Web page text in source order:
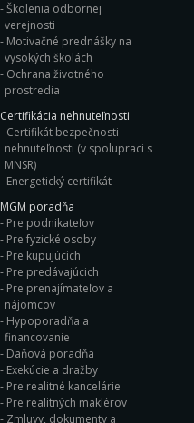
Školenia odbornej
verejnosti
Motivačné prednášky na
vysokých školách
Ochrana životného
prostredia
Certifikácia nehnuteľnosti
Certifikát bezpečnosti
nehnuteľnosti (v spolupraci s
MNSR)
Energetický certifikát
MGM poradňa
Pre podnikateľov
Pre fyzické osoby
Pre kupujúcich
Pre predávajúcich
Pre prenajímateľov a
nájomcov
Hypoporadňa a
financovanie
Daňová poradňa
Exekúcie a dražby
Pre realitné kancelárie
Pre realitných maklérov
Zmluvy, dokumenty a